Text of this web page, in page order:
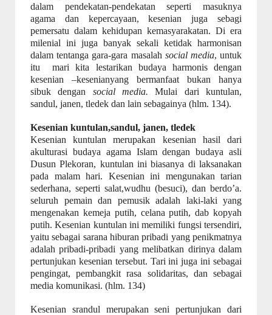
dalam pendekatan-pendekatan seperti masuknya
agama dan kepercayaan, kesenian juga sebagi
pemersatu dalam kehidupan kemasyarakatan. Di era
milenial ini juga banyak sekali ketidak harmonisan
dalam tentanga gara-gara masalah social media, untuk
itu
mari kita lestarikan budaya harmonis dengan
kesenian –kesenianyang bermanfaat bukan hanya
sibuk dengan social media. Mulai dari kuntulan,
sandul, janen, tledek dan lain sebagainya (hlm. 134).
Kesenian kuntulan,sandul, janen, tledek
Kesenian kuntulan merupakan kesenian hasil dari
akulturasi budaya agama Islam dengan budaya asli
Dusun Plekoran, kuntulan ini biasanya di laksanakan
pada malam hari. Kesenian ini mengunakan tarian
sederhana, seperti salat,wudhu (besuci), dan berdo’a.
seluruh pemain dan pemusik adalah laki-laki yang
mengenakan kemeja putih, celana putih, dab kopyah
putih. Kesenian kuntulan ini memiliki fungsi tersendiri,
yaitu sebagai sarana hiburan pribadi yang penikmatnya
adalah pribadi-pribadi yang melibatkan dirinya dalam
pertunjukan kesenian tersebut. Tari ini juga ini sebagai
pengingat, pembangkit rasa solidaritas, dan sebagai
media komunikasi. (hlm. 134)
Kesenian srandul merupakan seni pertunjukan dari